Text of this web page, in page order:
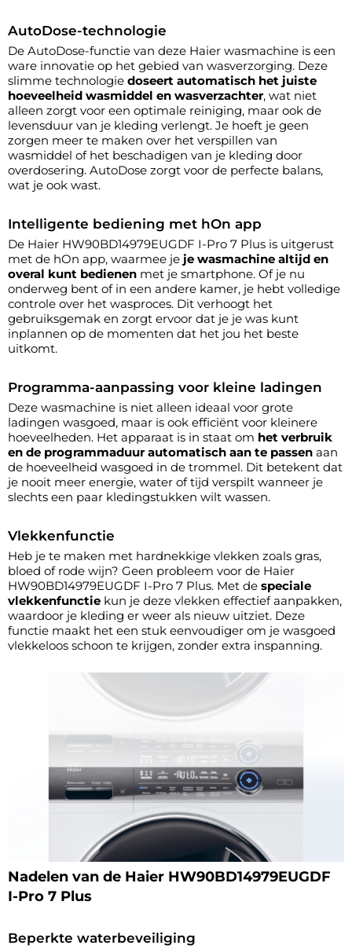
AutoDose-technologie
De AutoDose-functie van deze Haier wasmachine is een
ware innovatie op het gebied van wasverzorging. Deze
slimme technologie doseert automatisch het juiste
hoeveelheid wasmiddel en wasverzachter, wat niet
alleen zorgt voor een optimale reiniging, maar ook de
levensduur van je kleding verlengt. Je hoeft je geen
zorgen meer te maken over het verspillen van
wasmiddel of het beschadigen van je kleding door
overdosering. AutoDose zorgt voor de perfecte balans,
wat je ook wast.
Intelligente bediening met hOn app
De Haier HW90BD14979EUGDF I-Pro 7 Plus is uitgerust
met de hOn app, waarmee je je wasmachine altijd en
overal kunt bedienen met je smartphone. Of je nu
onderweg bent of in een andere kamer, je hebt volledige
controle over het wasproces. Dit verhoogt het
gebruiksgemak en zorgt ervoor dat je je was kunt
inplannen op de momenten dat het jou het beste
uitkomt.
Programma-aanpassing voor kleine ladingen
Deze wasmachine is niet alleen ideaal voor grote
ladingen wasgoed, maar is ook efficiënt voor kleinere
hoeveelheden. Het apparaat is in staat om het verbruik
en de programmaduur automatisch aan te passen aan
de hoeveelheid wasgoed in de trommel. Dit betekent dat
je nooit meer energie, water of tijd verspilt wanneer je
slechts een paar kledingstukken wilt wassen.
Vlekkenfunctie
Heb je te maken met hardnekkige vlekken zoals gras,
bloed of rode wijn? Geen probleem voor de Haier
HW90BD14979EUGDF I-Pro 7 Plus. Met de speciale
vlekkenfunctie kun je deze vlekken effectief aanpakken,
waardoor je kleding er weer als nieuw uitziet. Deze
functie maakt het een stuk eenvoudiger om je wasgoed
vlekkeloos schoon te krijgen, zonder extra inspanning.
Nadelen van de Haier HW90BD14979EUGDF
I-Pro 7 Plus
Beperkte waterbeveiliging